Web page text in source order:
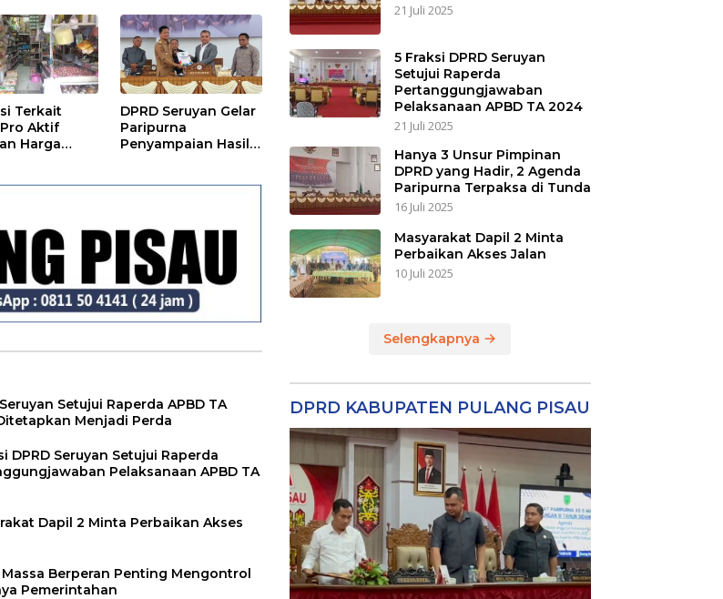
Terkait
Aktif
Harga
DPRD Seruyan Gelar
Paripurna
Penyampaian Hasil
Setujui Raperda APBD TA
Menjadi Perda
DPRD Seruyan Setujui Raperda
Pelaksanaan APBD TA
Dapil 2 Minta Perbaikan Akses
Massa Berperan Penting Mengontrol
Pemerintahan
21 Juli 2025
5 Fraksi DPRD Seruyan
Setujui Raperda
Pertanggungjawaban
Pelaksanaan APBD TA 2024
21 Juli 2025
Hanya 3 Unsur Pimpinan
DPRD yang Hadir, 2 Agenda
Paripurna Terpaksa di Tunda
16 Juli 2025
Masyarakat Dapil 2 Minta
Perbaikan Akses Jalan
10 Juli 2025
Selengkapnya
DPRD KABUPATEN PULANG PISAU